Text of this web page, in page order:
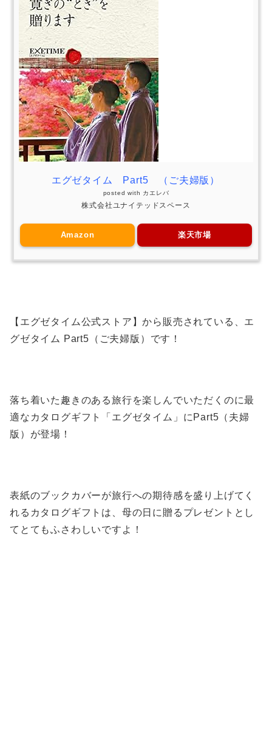
エグゼタイム Part5 （ご夫婦版）
posted with カエレバ
株式会社ユナイテッドスペース
Amazon 楽天市場
【エグゼタイム公式ストア】から販売されている、エ
グゼタイム Part5（ご夫婦版）です！
落ち着いた趣きのある旅行を楽しんでいただくのに最
適なカタログギフト「エグゼタイム」にPart5（夫婦
版）が登場！
表紙のブックカバーが旅行への期待感を盛り上げてく
れるカタログギフトは、母の日に贈るプレゼントとし
てとてもふさわしいですよ！